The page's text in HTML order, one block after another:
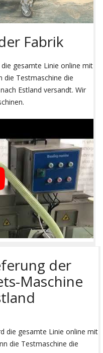
Fabrik
gesamte Linie online mit
die Testmaschine die
Estland versandt. Wir
der
Maschine
die gesamte Linie online mit
die Testmaschine die